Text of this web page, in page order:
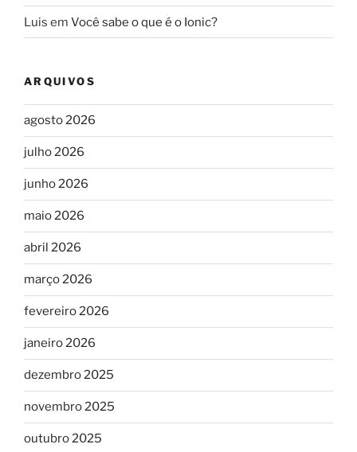
Luis em Você sabe o que é o Ionic?
ARQUIVOS
agosto 2026
julho 2026
junho 2026
maio 2026
abril 2026
março 2026
fevereiro 2026
janeiro 2026
dezembro 2025
novembro 2025
outubro 2025